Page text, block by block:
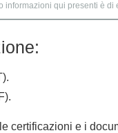
qui presenti è
certificazioni e i